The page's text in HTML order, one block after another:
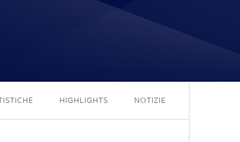
HIGHLIGHTS NOTIZIE